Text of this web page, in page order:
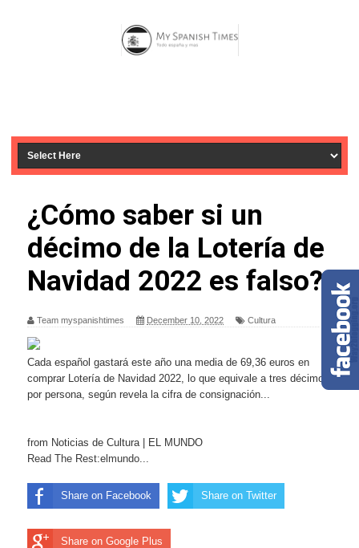
¿Cómo saber si un
décimo de la Lotería de
Navidad 2022 es falso?
Team myspanishtimes December 10, 2022 Cultura
Cada español gastará este año una media de 69,36 euros en
comprar Lotería de Navidad 2022, lo que equivale a tres décimos
por persona, según revela la cifra de consignación...
from Noticias de Cultura | EL MUNDO
Read The Rest:elmundo...
Share on Facebook Share on Twitter
Share on Google Plus